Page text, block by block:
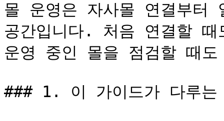
몰 운영은 자사몰 연결부터
공간입니다. 처음 연결할
운영 중인 몰을 점검할 때
### 1. 이 가이드가 다루는